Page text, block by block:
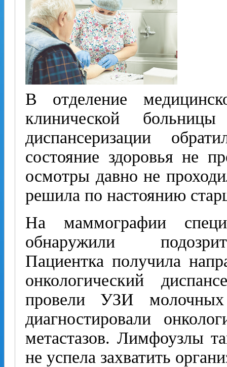
В отделение
клинической
диспансеризации
состояние здоровья не
осмотры давно не
решила по настоянию
На маммографии
обнаружили
Пациентка получила
онкологический
провели УЗИ
диагностировали
метастазов. Лимфоузлы
не успела захватить